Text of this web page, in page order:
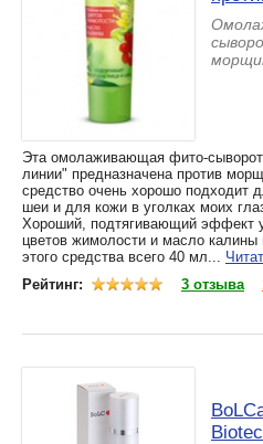
Эта омолаживающая фито-
линии" предназначена против
средство очень хорошо подходит
шеи и для кожи в уголках моих
Хороший, подтягивающий эффект
цветов жимолости и масло
этого средства всего 40 мл...
Рейтинг:
3 отзыва